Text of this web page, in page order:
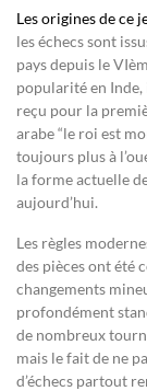
Les origines de ce
les échecs sont
pays depuis le
popularité en Inde,
reçu pour la
arabe “le roi est
toujours plus à
la forme actuelle
aujourd’hui.
Les règles
des pièces ont été
changements
profondément
de nombreux
mais le fait de ne
d’échecs partout